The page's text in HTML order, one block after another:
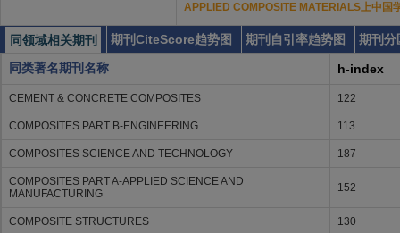
APPLIED COMPOSITE MATERIALS上中国
同领域相关期刊 期刊CiteScore趋势图 期刊自引率趋势图
期刊分
同类著名期刊名称
h-index
CEMENT & CONCRETE COMPOSITES 122
COMPOSITES PART B-ENGINEERING 113
COMPOSITES SCIENCE AND TECHNOLOGY 187
COMPOSITES PART A-APPLIED SCIENCE AND
MANUFACTURING
152
COMPOSITE STRUCTURES 130